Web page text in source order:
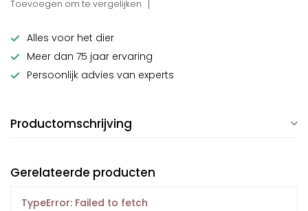
Toevoegen om te vergelijken
Alles voor het dier
Meer dan 75 jaar ervaring
Persoonlijk advies van experts
Productomschrijving
Gerelateerde producten
TypeError: Failed to fetch